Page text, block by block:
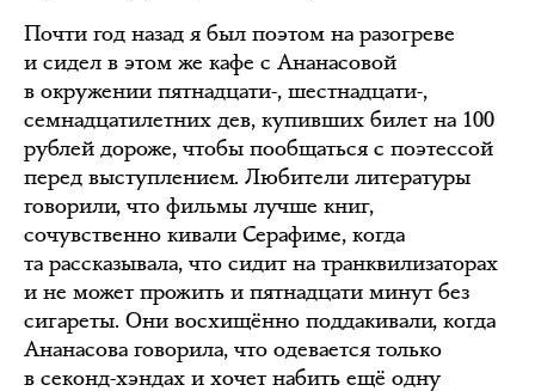
Почти год назад я был поэтом на разогреве
и сидел в этом же кафе с Ананасовой
в окружении пятнадцати-, шестнадцати-,
семнадцатилетних дев, купивших билет на 100
рублей дороже, чтобы пообщаться с поэтессой
перед выступлением. Любители литературы
говорили, что фильмы лучше книг,
сочувственно кивали Серафиме, когда
та рассказывала, что сидит на транквилизаторах
и не может прожить и пятнадцати минут без
сигареты. Они восхищённо поддакивали, когда
Ананасова говорила, что одевается только
в секонд-хэндах и хочет набить ещё одну